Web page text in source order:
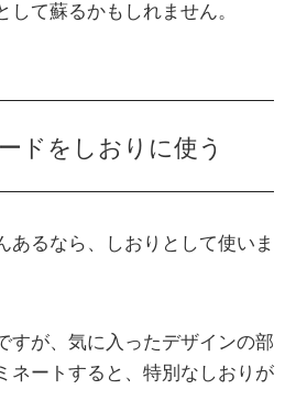
して蘇るかもしれません。
ドをしおりに使う
あるなら、しおりとして使いま
すが、気に入ったデザインの部
ネートすると、特別なしおりが